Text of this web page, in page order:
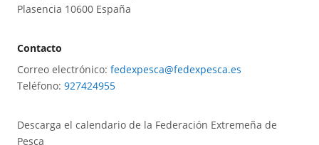
Plasencia 10600 España
Contacto
Correo electrónico: fedexpesca@fedexpesca.es
Teléfono: 927424955
Descarga el calendario de la Federación Extremeña de
Pesca